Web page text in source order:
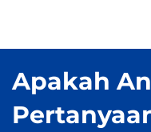
Apakah